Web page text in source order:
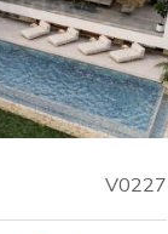
V0227